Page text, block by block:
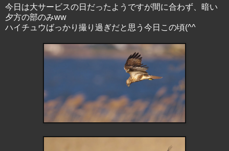
今日は大サービスの日だったようですが間に合わず、暗い
夕方の部のみww
ハイチュウばっかり撮り過ぎだと思う今日この頃(^^ゞ